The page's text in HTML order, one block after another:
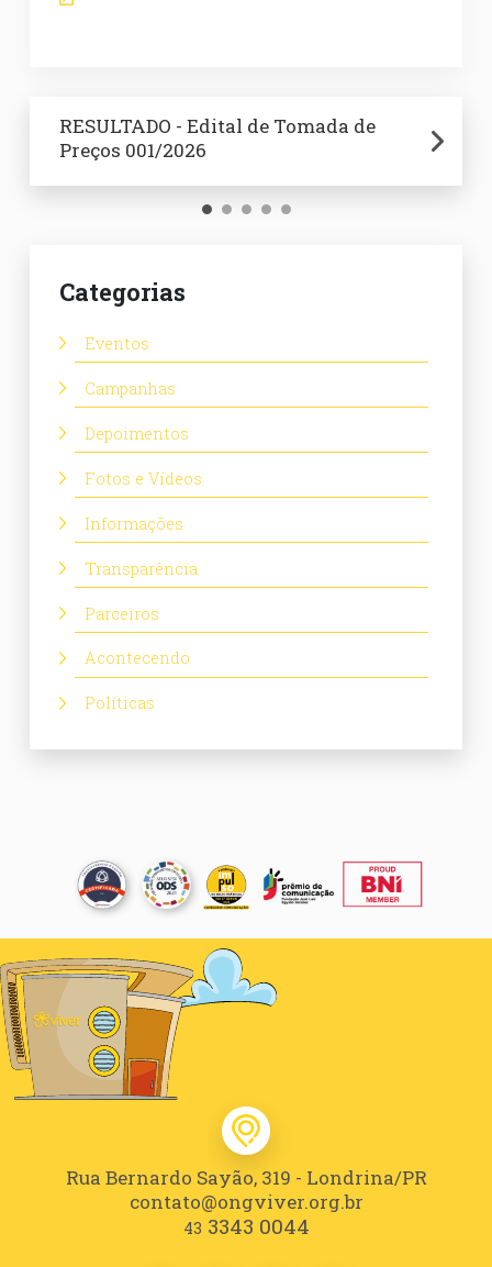
RESULTADO - Edital de Tomada de
Preços 001/2026
Edital de Tomada de Preços 001/2026
RESULTADO - Edital de Tomada de
Preços 008/2025
RESULTADO - Edital de Tomada de
Preços 007/2025
Edital de Tomada de Preços 008/2025
Categorias
Eventos
Campanhas
Depoimentos
Fotos e Vídeos
Informações
Transparência
Parceiros
Acontecendo
Políticas
Rua Bernardo Sayão, 319 - Londrina/PR
contato@ongviver.org.br
43 3343 0044